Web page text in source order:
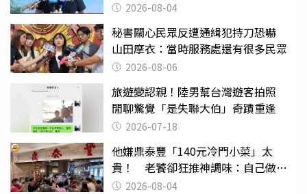
2026-08-04
秘書關心民眾反遭通緝犯持刀恐嚇
山田摩衣：當時服務處還有很多民眾
2026-08-06
旅遊變認親！陸男幫台灣遊客拍照
閒聊驚覺「是失聯大伯」奇蹟重逢
2026-07-18
他嫌鼎泰豐「140元冷門小菜」太
貴！ 老饕卻狂推神調味：自己做不
出來2026-08-04